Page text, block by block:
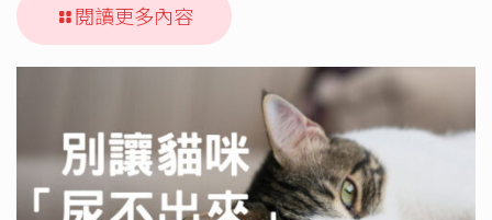
閱讀更多內容